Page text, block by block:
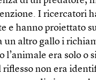
I ricercatori
e hanno proiettato
un altro gallo i
l’animale era solo o
non era